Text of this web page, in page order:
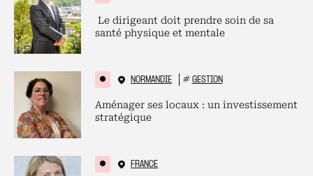
Le dirigeant doit prendre soin de sa
santé physique et mentale
NORMANDIE # GESTION
Aménager ses locaux : un investissement
stratégique
FRANCE